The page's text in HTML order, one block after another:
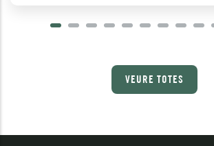
VEURE TOTES